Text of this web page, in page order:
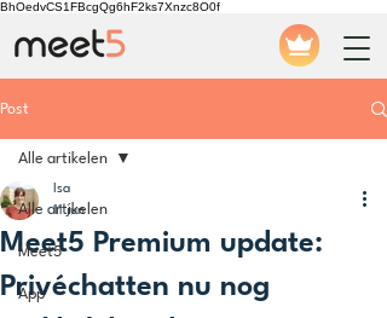
BhOedvCS1FBcgQg6hF2ks7Xnzc8O0f
Post
Alle artikelen
Meet5
App
Alle artikelen
Meet5 Premium update:
Privéchatten nu nog
Isa
11 jun